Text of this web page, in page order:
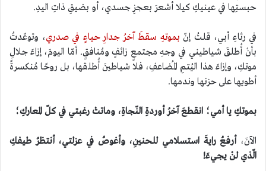
حبستِها في عينيكِ كيلا أشعرَ بعجزِ جسدي، أو بضيقِ ذاتِ اليدِ.
في رثاءِ أبي، قلتُ إنّ بموتهِ سقطَ آخرُ جدارِ حياءٍ في صدري، وتوعّدتُ
بأنْ أُطلقَ شياطيني في وجهِ مجتمعٍ زائفٍ ومُنافقٍ. أمّا اليومَ، إزاءَ جلالِ
موتكِ، وإزاءَ هذا اليُتمِ المُضاعفِ، فلا شياطينَ أُطلقها، بل روحًا مُنكسرةً
أطويها على حزنها وندمها.
بموتكِ يا أمي؛ انقطعَ آخرُ أوردةِ النّجاةِ، وماتتْ رغبتي في كلّ المعاركِ؛
الآنَ، أرفعُ رايةَ استسلامي للحنينِ، وأغوصُ في عزلتي، أنتظرُ طيفكِ
الّذي لنْ يجيءَ!